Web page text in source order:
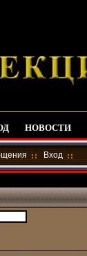
НОВОСТИ
Вход